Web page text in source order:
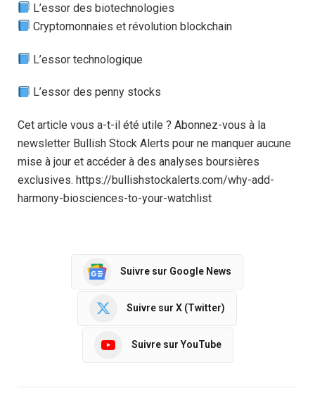
L’essor des biotechnologies
Cryptomonnaies et révolution blockchain
L’essor technologique
L’essor des penny stocks
Cet article vous a-t-il été utile ? Abonnez-vous à la
newsletter Bullish Stock Alerts pour ne manquer aucune
mise à jour et accéder à des analyses boursières
exclusives. https://bullishstockalerts.com/why-add-
harmony-biosciences-to-your-watchlist
Suivre sur Google News
Suivre sur X (Twitter)
Suivre sur YouTube